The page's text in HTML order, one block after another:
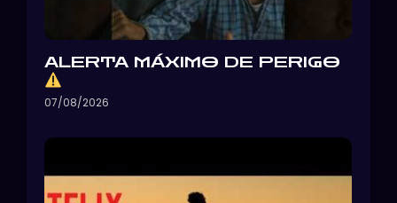
ALERTA MÁXIMO DE PERIGO
07/08/2026